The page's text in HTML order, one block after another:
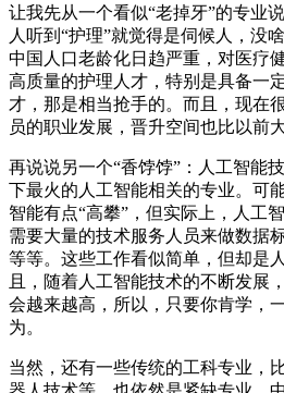
让我先从一个看似“老掉牙”的专业
人听到“护理”就觉得是伺候人，没
中国人口老龄化日趋严重，对医疗
高质量的护理人才，特别是具备一
才，那是相当抢手的。而且，现在
员的职业发展，晋升空间也比以前大
再说说另一个“香饽饽”：人工智能
下最火的人工智能相关的专业。可
智能有点“高攀”，但实际上，人工
需要大量的技术服务人员来做数据
等等。这些工作看似简单，但却是
且，随着人工智能技术的不断发展
会越来越高，所以，只要你肯学，
为。
当然，还有一些传统的工科专业，